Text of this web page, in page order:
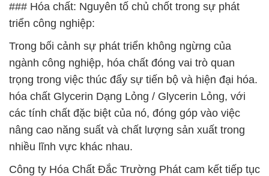
### Hóa chất: Nguyên tố chủ chốt trong sự phát
triển công nghiệp:
Trong bối cảnh sự phát triển không ngừng của
ngành công nghiệp, hóa chất đóng vai trò quan
trọng trong việc thúc đẩy sự tiến bộ và hiện đại hóa.
hóa chất Glycerin Dạng Lỏng / Glycerin Lỏng, với
các tính chất đặc biệt của nó, đóng góp vào việc
nâng cao năng suất và chất lượng sản xuất trong
nhiều lĩnh vực khác nhau.
Công ty Hóa Chất Đắc Trường Phát cam kết tiếp tục